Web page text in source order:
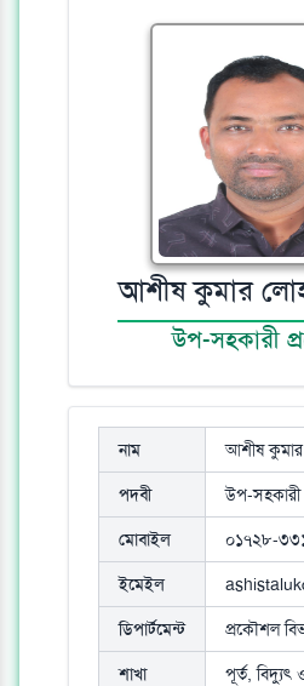
আশীষ কুমার
উপ-সহকারী
নাম আশীষ
পদবী উপ-সহকারী
মোবাইল ০১৭২৮-
ইমেইল
ডিপার্টমেন্ট প্রকৌশল
শাখা পূর্ত, বিদ্যুৎ ও